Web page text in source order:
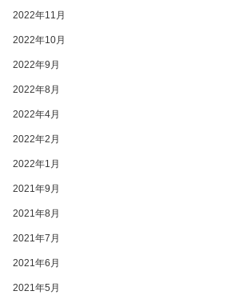
2022年11月
2022年10月
2022年9月
2022年8月
2022年4月
2022年2月
2022年1月
2021年9月
2021年8月
2021年7月
2021年6月
2021年5月